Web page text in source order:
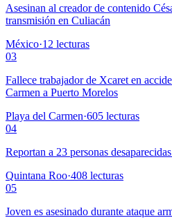
Asesinan al creador de contenido
transmisión en Culiacán
México·12 lecturas
03
Fallece trabajador de Xcaret en
Carmen a Puerto Morelos
Playa del Carmen·605 lecturas
04
Reportan a 23 personas
Quintana Roo·408 lecturas
05
Joven es asesinado durante ataque